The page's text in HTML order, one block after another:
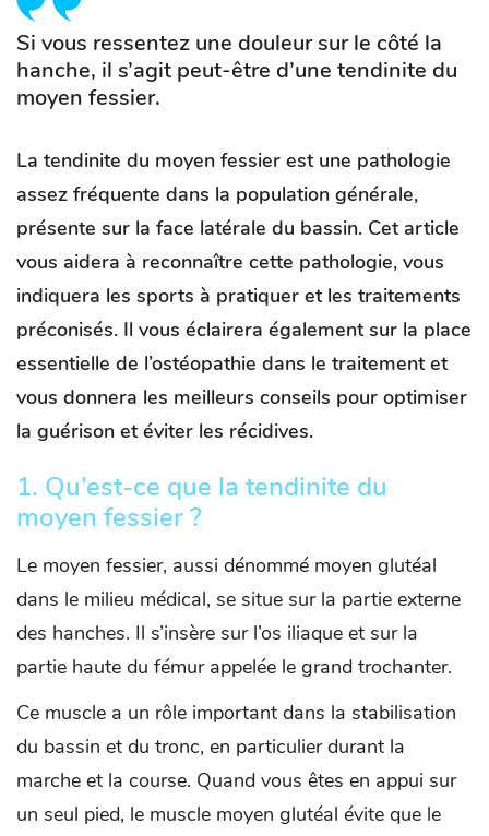
Si vous ressentez une douleur sur le côté la
hanche, il s’agit peut-être d’une tendinite du
moyen fessier.
La tendinite du moyen fessier est une pathologie
assez fréquente dans la population générale,
présente sur la face latérale du bassin. Cet article
vous aidera à reconnaître cette pathologie, vous
indiquera les sports à pratiquer et les traitements
préconisés. Il vous éclairera également sur la place
essentielle de l’ostéopathie dans le traitement et
vous donnera les meilleurs conseils pour optimiser
la guérison et éviter les récidives.
1. Qu’est-ce que la tendinite du
moyen fessier ?
Le moyen fessier, aussi dénommé moyen glutéal
dans le milieu médical, se situe sur la partie externe
des hanches. Il s’insère sur l’os iliaque et sur la
partie haute du fémur appelée le grand trochanter.
Ce muscle a un rôle important dans la stabilisation
du bassin et du tronc, en particulier durant la
marche et la course. Quand vous êtes en appui sur
un seul pied, le muscle moyen glutéal évite que le